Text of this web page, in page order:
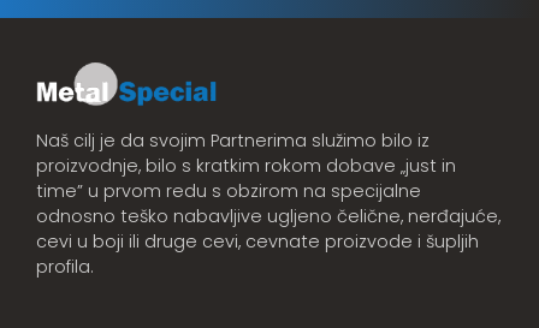
Naš cilj je da svojim Partnerima služimo bilo iz
proizvodnje, bilo s kratkim rokom dobave „just in
time” u prvom redu s obzirom na specijalne
odnosno teško nabavljive ugljeno čelične, nerđajuće,
cevi u boji ili druge cevi, cevnate proizvode i šupljih
profila.